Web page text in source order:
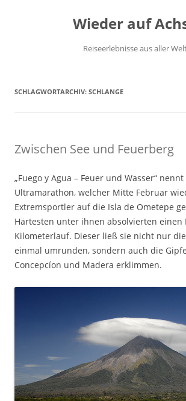
Wieder auf
Reiseerlebnisse aus aller
SCHLAGWORTARCHIV: SCHLANGE
Zwischen See und Feuerberg
„Fuego y Agua – Feuer und Wasser“
Ultramarathon, welcher Mitte Februar
Extremsportler auf die Isla de Ometepe
Härtesten unter ihnen absolvierten einen
Kilometerlauf. Dieser ließ sie nicht nur
einmal umrunden, sondern auch die
Concepcíon und Madera erklimmen.